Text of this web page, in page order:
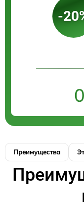
-
Преимущества